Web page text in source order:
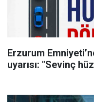
Erzurum
uyarısı: "Sevinç